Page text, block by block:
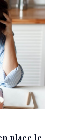
place le